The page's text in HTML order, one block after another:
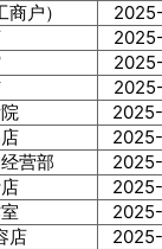
户）
营部
店